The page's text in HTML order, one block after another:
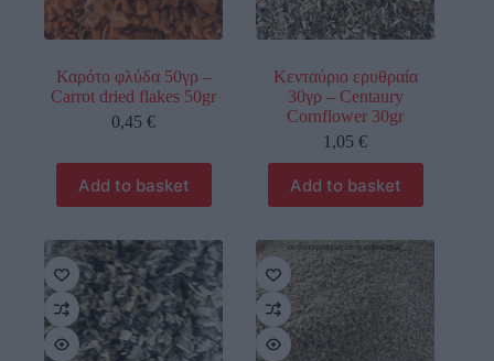
Καρότο φλύδα 50γρ –
Carrot dried flakes 50gr
0,45€
Add to basket
Κενταύριο ερυθραία
30γρ – Centaury
Cornflower 30gr
1,05€
Add to basket
οι φωτογραφίες είναι ενδεικτικές οι φωτογραφίες είναι ενδεικτικές